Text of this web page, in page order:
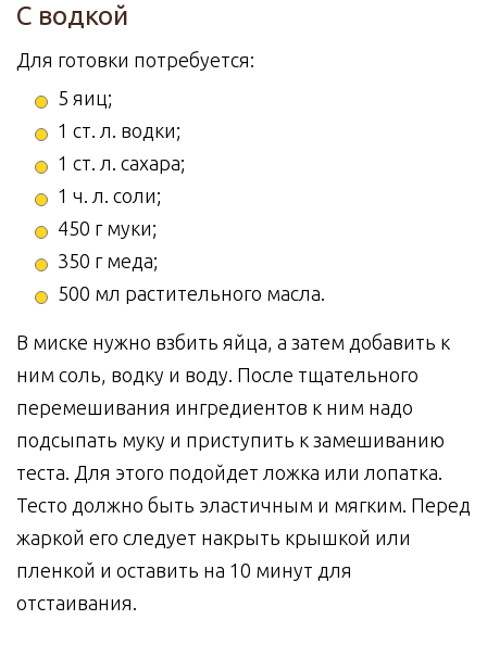
С водкой
Для готовки потребуется:
5 яиц;
1 ст. л. водки;
1 ст. л. сахара;
1 ч. л. соли;
450 г муки;
350 г меда;
500 мл растительного масла.
В миске нужно взбить яйца, а затем добавить к
ним соль, водку и воду. После тщательного
перемешивания ингредиентов к ним надо
подсыпать муку и приступить к замешиванию
теста. Для этого подойдет ложка или лопатка.
Тесто должно быть эластичным и мягким. Перед
жаркой его следует накрыть крышкой или
пленкой и оставить на 10 минут для
отстаивания.